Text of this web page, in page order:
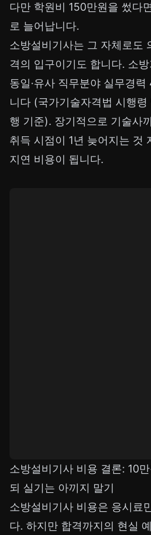
다만 학원비 150만원을 썼다
로 늘어납니다.
소방설비기사는 그 자체로도
격의 입구이기도 합니다. 소
동일·유사 직무분야 실무경
니다 (국가기술자격법 시행
행 기준). 장기적으로 기술사
취득 시점이 1년 늦어지는 것
지연 비용이 됩니다.
소방설비기사 비용 결론: 10
되 실기는 아끼지 말기
소방설비기사 비용은 응시료
다. 하지만 합격까지의 현실